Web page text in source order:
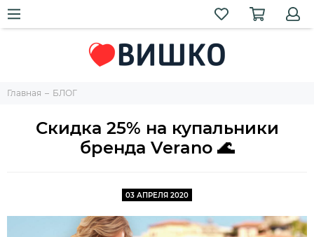
Главная БЛОГ
Скидка 25% на купальники
бренда Verano 🌊
03 АПРЕЛЯ 2020